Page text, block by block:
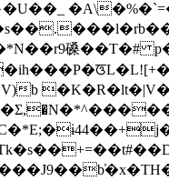
磉��T�#
b